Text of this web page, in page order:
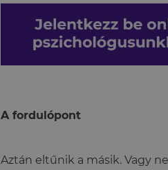
A fordulópont
Aztán eltűnik a másik. Vagy